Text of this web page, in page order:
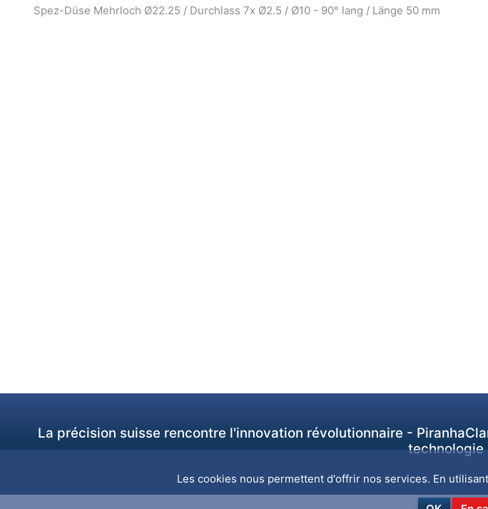
Spez-Düse Mehrloch Ø22.25 / Durchlass 7x Ø2.5 / Ø10 - 90° lang / Länge 50 mm
La précision suisse rencontre l'innovation révolutionnaire -
technologie
Les cookies nous permettent d'offrir nos services. En